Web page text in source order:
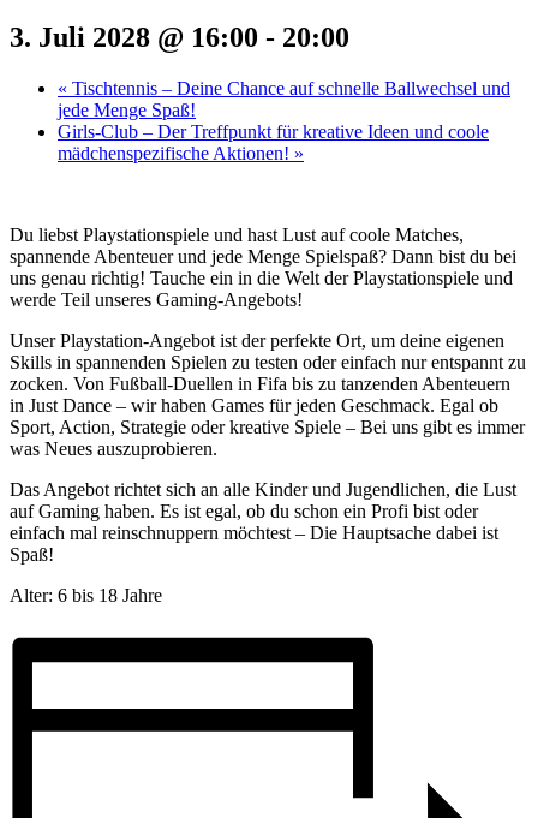
3. Juli 2028 @ 16:00 - 20:00
« Tischtennis – Deine Chance auf schnelle Ballwechsel und
jede Menge Spaß!
Girls-Club – Der Treffpunkt für kreative Ideen und coole
mädchenspezifische Aktionen! »
Du liebst Playstationspiele und hast Lust auf coole Matches,
spannende Abenteuer und jede Menge Spielspaß? Dann bist du bei
uns genau richtig! Tauche ein in die Welt der Playstationspiele und
werde Teil unseres Gaming-Angebots!
Unser Playstation-Angebot ist der perfekte Ort, um deine eigenen
Skills in spannenden Spielen zu testen oder einfach nur entspannt zu
zocken. Von Fußball-Duellen in Fifa bis zu tanzenden Abenteuern
in Just Dance – wir haben Games für jeden Geschmack. Egal ob
Sport, Action, Strategie oder kreative Spiele – Bei uns gibt es immer
was Neues auszuprobieren.
Das Angebot richtet sich an alle Kinder und Jugendlichen, die Lust
auf Gaming haben. Es ist egal, ob du schon ein Profi bist oder
einfach mal reinschnuppern möchtest – Die Hauptsache dabei ist
Spaß!
Alter: 6 bis 18 Jahre